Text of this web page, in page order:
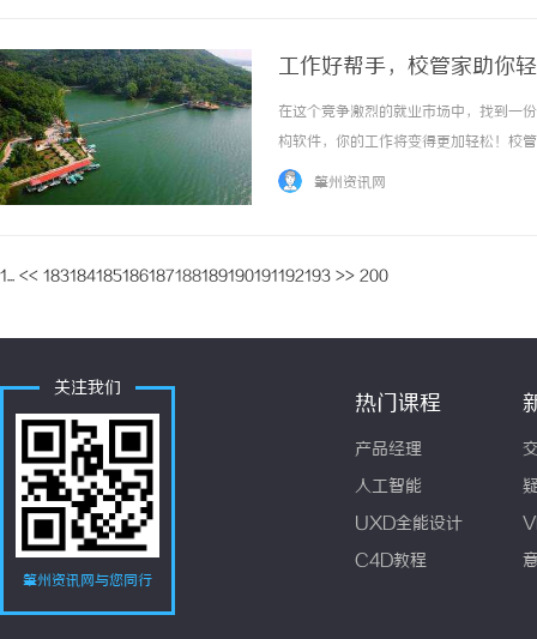
工作好帮手，校管家助你
在这个竞争激烈的就业市场中，找到一
构软件，你的工作将变得更加轻松！校
中的各种挑战。无论是排课、签到，还
肇州资讯网
1... << 183184185186187188189190191192193 >> 200
关注我们
肇州资讯网与您同行
热门课程
产品经理
人工智能
UXD全能设计
C4D教程